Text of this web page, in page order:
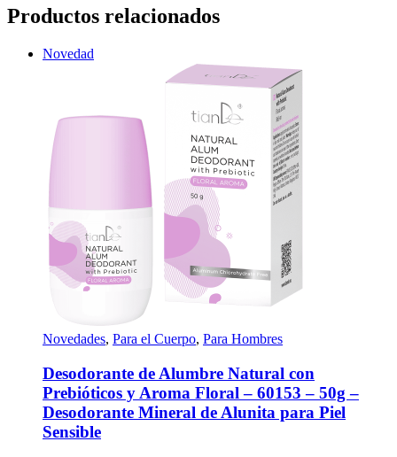
original
era:
actual
es:
Productos relacionados
Novedad
Novedades, Para el Cuerpo, Para Hombres
Desodorante de Alumbre Natural con
Prebióticos y Aroma Floral – 60153 – 50g –
Desodorante Mineral de Alunita para Piel
Sensible